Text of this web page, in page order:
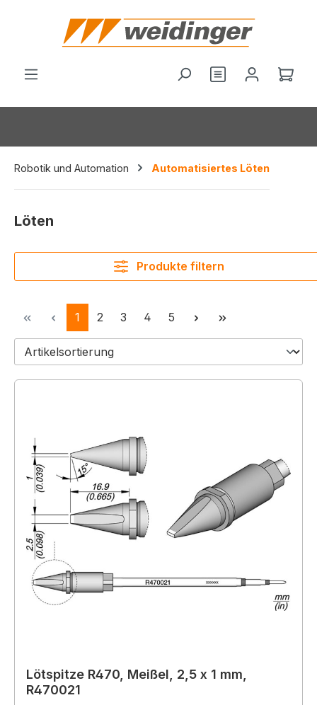
springen
Du hast 0
Robotik und Automation Automatisiertes Löten
Löten
Produkte filtern
Seite
1 Seite
2 Seite
3 Seite
4 Seite
5
Lötspitze R470, Meißel, 2,5 x 1 mm,
R470021